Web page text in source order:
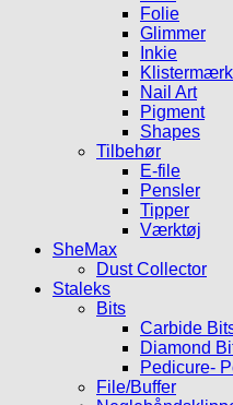
Folie
Glimmer
Inkie
Nail Art
Pigment
Shapes
Tilbehør
E-file
Pensler
Tipper
Værktøj
SheMax
Dust Collector
Staleks
Bits
Carbide
Diamond
Pedicure-
File/Buffer